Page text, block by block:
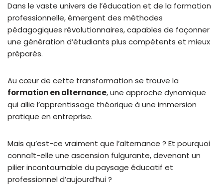
Dans le vaste univers de l’éducation et de la formation
professionnelle, émergent des méthodes
pédagogiques révolutionnaires, capables de façonner
une génération d’étudiants plus compétents et mieux
préparés.
Au cœur de cette transformation se trouve la
formation en alternance, une approche dynamique
qui allie l’apprentissage théorique à une immersion
pratique en entreprise.
Mais qu’est-ce vraiment que l’alternance ? Et pourquoi
connaît-elle une ascension fulgurante, devenant un
pilier incontournable du paysage éducatif et
professionnel d’aujourd’hui ?